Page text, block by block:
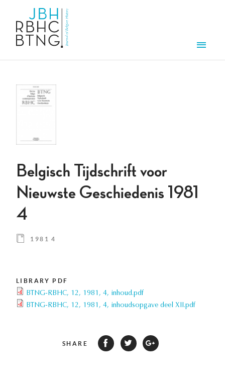
Belgisch Tijdschrift voor
Nieuwste Geschiedenis 1981
4
1981 4
LIBRARY PDF
BTNG-RBHC, 12, 1981, 4, inhoud.pdf
BTNG-RBHC, 12, 1981, 4, inhoudsopgave deel XII.pdf
SHARE